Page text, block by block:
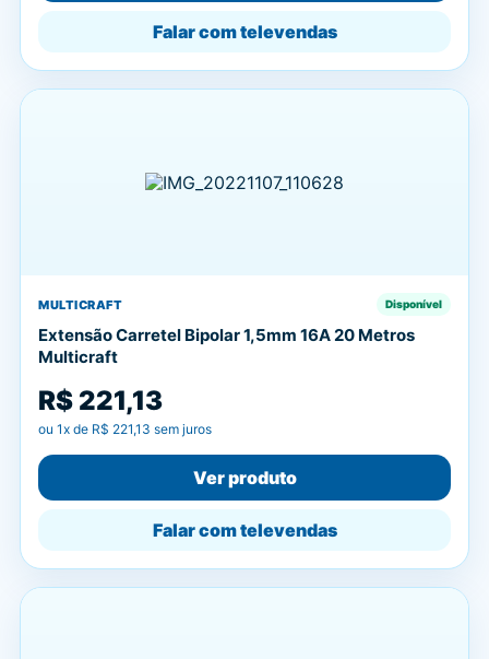
Falar com televendas
MULTICRAFT Disponível
Extensão Carretel Bipolar 1,5mm 16A 20 Metros
Multicraft
R$ 221,13
ou 1x de R$ 221,13 sem juros
Ver produto
Falar com televendas